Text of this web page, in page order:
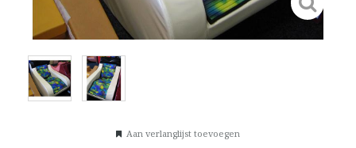
Aan verlanglijst toevoegen